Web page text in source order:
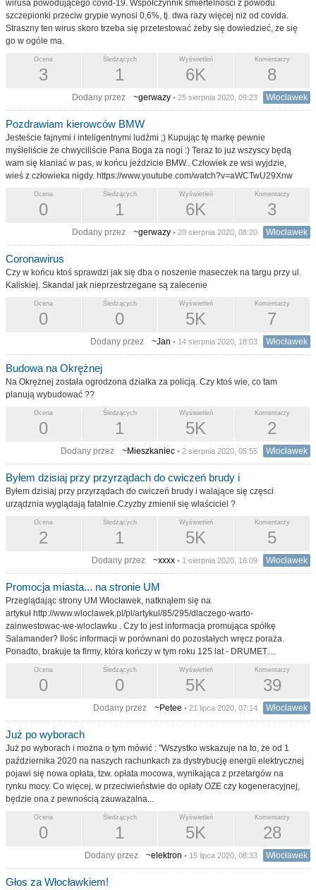
wirusa powodującego covid-19. Współczynnik śmiertelności z powodu
szczepionki przeciw grypie wynosi 0,6%, tj. dwa razy więcej niż od covida.
Straszny ten wirus skoro trzeba się przetestować żeby się dowiedzieć, że się
go w ogóle ma.
Komentarzy
8
Wyświetleń
6K
Śledzących
1
Ocena
3
Dodany przez ~gerwazy • 25 sierpnia 2020, 09:23 Włocławek
Pozdrawiam kierowców BMW
Jesteście fajnymi i inteligentnymi ludźmi ;) Kupując tę markę pewnie
myśleliście że chwyciliście Pana Boga za nogi :) Teraz to już wszyscy będą
wam się kłaniać w pas, w końcu jeździcie BMW.. Człowiek ze wsi wyjdzie,
wieś z człowieka nigdy. https://www.youtube.com/watch?v=aWCTwU29Xnw
Komentarzy
3
Wyświetleń
6K
Śledzących
1
Ocena
0
Dodany przez ~gerwazy • 20 sierpnia 2020, 08:20 Włocławek
Coronawirus
Czy w końcu ktoś sprawdzi jak się dba o noszenie maseczek na targu przy ul.
Kaliskiej. Skandal jak nieprzestrzegane są zalecenie
Komentarzy
7
Wyświetleń
5K
Śledzących
0
Ocena
0
Dodany przez ~Jan • 14 sierpnia 2020, 18:03 Włocławek
Budowa na Okrężnej
Na Okrężnej została ogrodzona działka za policją. Czy ktoś wie, co tam
planują wybudować ??
Komentarzy
2
Wyświetleń
5K
Śledzących
1
Ocena
0
Dodany przez ~Mieszkaniec • 2 sierpnia 2020, 05:55 Włocławek
Byłem dzisiaj przy przyrządach do cwiczeń brudy i
Byłem dzisiaj przy przyrządach do cwiczeń brudy i walające się częsci
urządznia wyglądają fatalnie.Czyzby zmienił się właściciel ?
Komentarzy
5
Wyświetleń
5K
Śledzących
1
Ocena
2
Dodany przez ~xxxx • 1 sierpnia 2020, 16:09 Włocławek
Promocja miasta... na stronie UM
Przeglądając strony UM Włocławek, natknąłem się na
artykuł http://www.wloclawek.pl/pl/artykul/85/295/dlaczego-warto-
zainwestowac-we-wloclawku . Czy to jest informacja promująca spółkę
Salamander? Ilośc informacji w porównani do pozostałych wręcz poraża.
Ponadto, brakuje ta firmy, która kończy w tym roku 125 lat - DRUMET....
Komentarzy
39
Wyświetleń
5K
Śledzących
0
Ocena
0
Dodany przez ~Petee • 21 lipca 2020, 07:14 Włocławek
Już po wyborach
Już po wyborach i można o tym mówić : "Wszystko wskazuje na to, że od 1
października 2020 na naszych rachunkach za dystrybucję energii elektrycznej
pojawi się nowa opłata, tzw. opłata mocowa, wynikająca z przetargów na
rynku mocy. Co więcej, w przeciwieństwie do opłaty OZE czy kogeneracyjnej,
będzie ona z pewnością zauważalna...
Komentarzy
28
Wyświetleń
5K
Śledzących
1
Ocena
0
Dodany przez ~elektron • 15 lipca 2020, 08:33 Włocławek
Głos za Włocławkiem!